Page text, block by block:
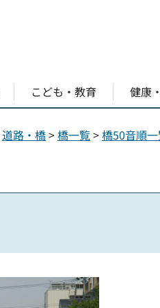
こども・教育 健康
道路・橋>橋一覧>橋50音順